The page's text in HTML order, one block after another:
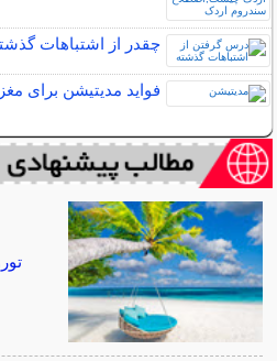
چقدر از اشتباهات
فواید مدیتیشن برای